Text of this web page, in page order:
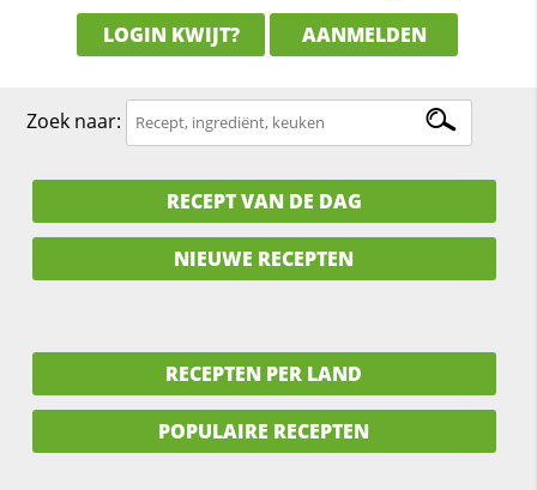
LOGIN KWIJT? AANMELDEN
Zoek naar:
RECEPT VAN DE DAG
NIEUWE RECEPTEN
RECEPTEN PER LAND
POPULAIRE RECEPTEN